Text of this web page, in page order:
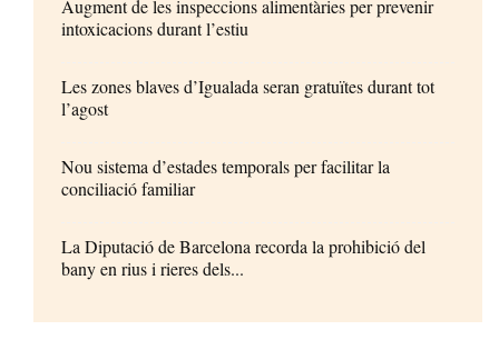
Augment de les inspeccions alimentàries per prevenir
intoxicacions durant l’estiu
Les zones blaves d’Igualada seran gratuïtes durant tot
l’agost
Nou sistema d’estades temporals per facilitar la
conciliació familiar
La Diputació de Barcelona recorda la prohibició del
bany en rius i rieres dels...